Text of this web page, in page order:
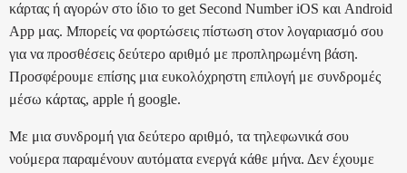
κάρτας ή αγορών στο ίδιο το get Second Number iOS και Android
App μας. Μπορείς να φορτώσεις πίστωση στον λογαριασμό σου
για να προσθέσεις δεύτερο αριθμό με προπληρωμένη βάση.
Προσφέρουμε επίσης μια ευκολόχρηστη επιλογή με συνδρομές
μέσω κάρτας, apple ή google.
Με μια συνδρομή για δεύτερο αριθμό, τα τηλεφωνικά σου
νούμερα παραμένουν αυτόματα ενεργά κάθε μήνα. Δεν έχουμε